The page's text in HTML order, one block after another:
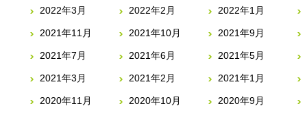
2022年3月 2022年2月 2022年1月
2021年11月 2021年10月 2021年9月
2021年7月 2021年6月 2021年5月
2021年3月 2021年2月 2021年1月
2020年11月 2020年10月 2020年9月